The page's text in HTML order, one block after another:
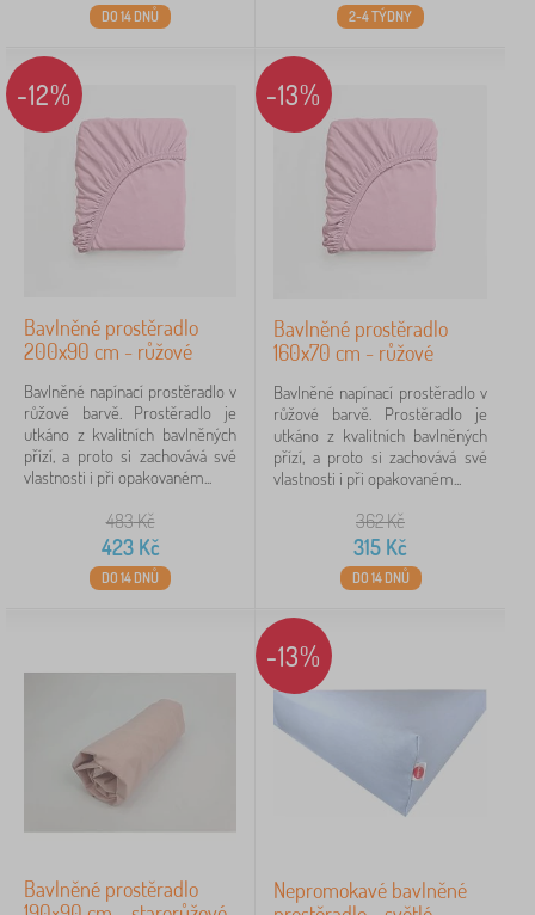
DO 14 DNŮ 2-4 TÝDNY
-12%
Bavlněné prostěradlo
200x90 cm - růžové
Bavlněné napínací prostěradlo v
růžové barvě. Prostěradlo je
utkáno z kvalitních bavlněných
přízí, a proto si zachovává své
vlastnosti i při opakovaném...
483Kč
423Kč
DO 14 DNŮ
-13%
Bavlněné prostěradlo
160x70 cm - růžové
Bavlněné napínací prostěradlo v
růžové barvě. Prostěradlo je
utkáno z kvalitních bavlněných
přízí, a proto si zachovává své
vlastnosti i při opakovaném...
362Kč
315 Kč
DO 14 DNŮ
Bavlněné prostěradlo
-13%
Nepromokavé bavlněné